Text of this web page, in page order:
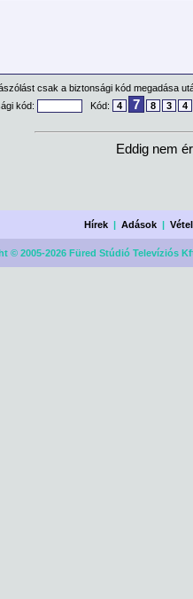
csak a biztonsági kód megadása
kód:
Kód: 4 7 8 3 4
Eddig nem
Hírek |Adások |
© 2005-2026 Füred Stúdió Televíziós